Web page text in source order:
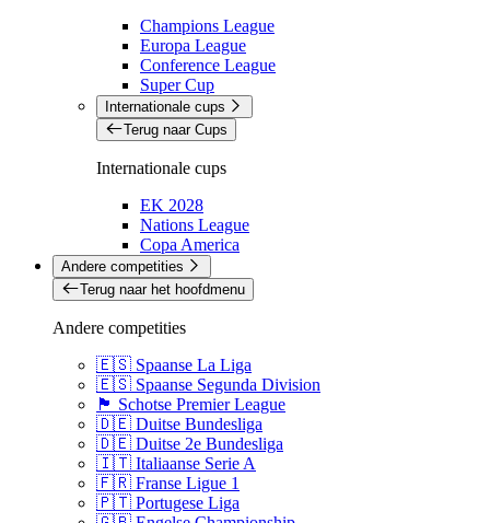
Champions League
Europa League
Conference League
Super Cup
Internationale cups
Terug naar Cups
Internationale cups
EK 2028
Nations League
Copa America
Andere competities
Terug naar het hoofdmenu
Andere competities
🇪🇸 Spaanse La Liga
🇪🇸 Spaanse Segunda Division
🏴󠁧󠁢󠁳󠁣󠁴󠁿 Schotse Premier League
🇩🇪 Duitse Bundesliga
🇩🇪 Duitse 2e Bundesliga
🇮🇹 Italiaanse Serie A
🇫🇷 Franse Ligue 1
🇵🇹 Portugese Liga